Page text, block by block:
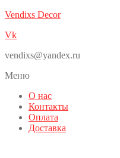
Vendixs Decor
Vk
vendixs@yandex.ru
Меню
О нас
Контакты
Оплата
Доставка